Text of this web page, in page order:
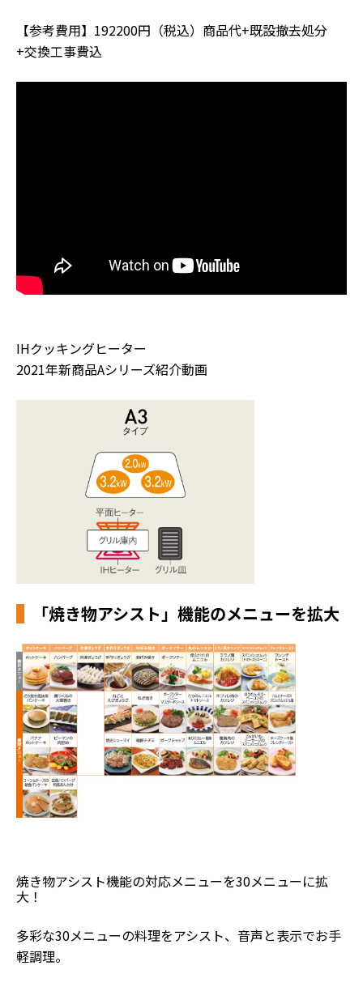
【参考費用】192200円（税込）商品代+既設撤去処分
+交換工事費込
IHクッキングヒーター
2021年新商品Aシリーズ紹介動画
「焼き物アシスト」機能のメニューを拡大
焼き物アシスト機能の対応メニューを30メニューに拡
大！
多彩な30メニューの料理をアシスト、音声と表示でお手
軽調理。